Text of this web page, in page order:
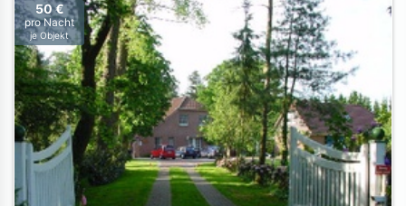
50 €
pro Nacht
je Objekt